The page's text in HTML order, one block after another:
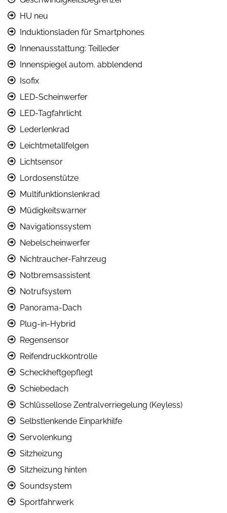
HU neu
Induktionsladen für Smartphones
Innenausstattung: Teilleder
Innenspiegel autom. abblendend
Isofix
LED-Scheinwerfer
LED-Tagfahrlicht
Lederlenkrad
Leichtmetallfelgen
Lichtsensor
Lordosenstütze
Multifunktionslenkrad
Müdigkeitswarner
Navigationssystem
Nebelscheinwerfer
Nichtraucher-Fahrzeug
Notbremsassistent
Notrufsystem
Panorama-Dach
Plug-in-Hybrid
Regensensor
Reifendruckkontrolle
Scheckheftgepflegt
Schiebedach
Schlüssellose Zentralverriegelung (Keyless)
Selbstlenkende Einparkhilfe
Servolenkung
Sitzheizung
Sitzheizung hinten
Soundsystem
Sportfahrwerk